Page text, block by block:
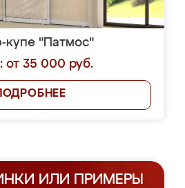
купе "Патмос"
от 35 000 руб.
ИЛИ ПРИМЕРЫ